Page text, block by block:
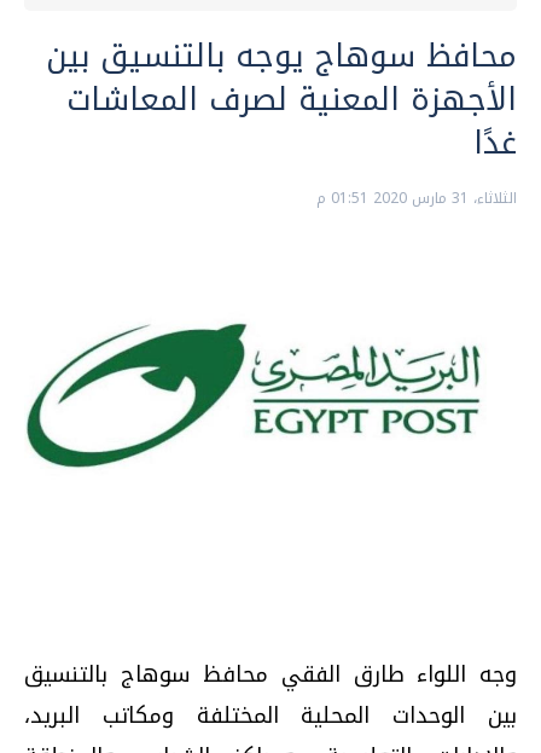
محافظ سوهاج يوجه بالتنسيق بين
الأجهزة المعنية لصرف المعاشات
غدًا
الثلاثاء، 31 مارس 2020 01:51 م
وجه اللواء طارق الفقي محافظ سوهاج بالتنسيق
بين الوحدات المحلية المختلفة ومكاتب البريد،